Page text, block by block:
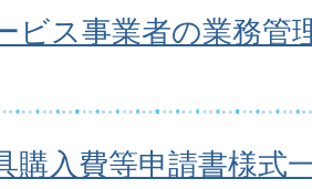
ビス事業者の業務管
購入費等申請書様式